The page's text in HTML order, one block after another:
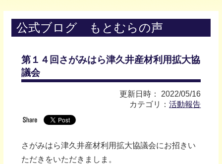
公式ブログ もとむらの声
第１４回さがみはら津久井産材利用拡大協
議会
更新日時： 2022/05/16
カテゴリ：活動報告
さがみはら津久井産材利用拡大協議会にお招きい
ただきをいただきましま。